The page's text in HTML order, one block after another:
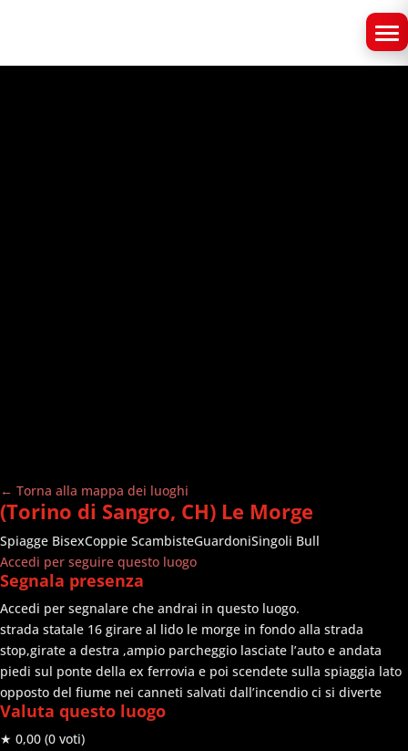
← Torna alla mappa dei luoghi
(Torino di Sangro, CH) Le Morge
Spiagge BisexCoppie ScambisteGuardoniSingoli Bull
Accedi per seguire questo luogo
Segnala presenza
Accedi per segnalare che andrai in questo luogo.
strada statale 16 girare al lido le morge in fondo alla strada
stop,girate a destra ,ampio parcheggio lasciate l’auto e andata
piedi sul ponte della ex ferrovia e poi scendete sulla spiaggia lato
opposto del fiume nei canneti salvati dall’incendio ci si diverte
Valuta questo luogo
★ 0,00 (0 voti)